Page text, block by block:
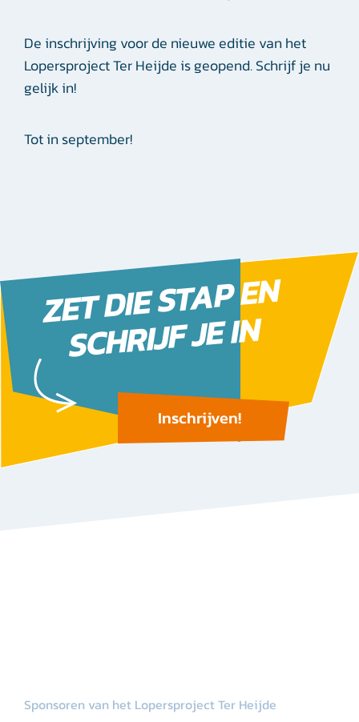
De inschrijving voor de nieuwe editie van het
Lopersproject Ter Heijde is geopend. Schrijf je nu
gelijk in!
Tot in september!
ZE
T
DIE ST
A
P E
N
S
C
H
RIJF JE I
N
Inschrijven!
Sponsoren van het Lopersproject Ter Heijde